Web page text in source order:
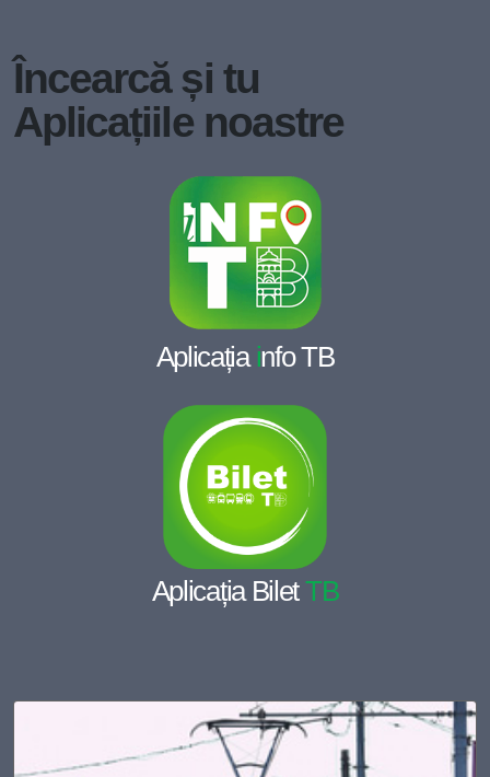
Încearcă și tu
Aplicațiile noastre
Aplicația info TB
Aplicația BiletTB